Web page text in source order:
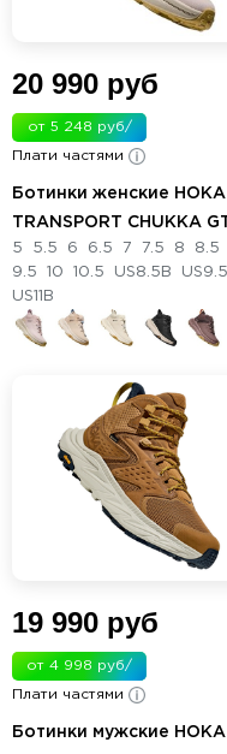
20 990 руб
от 5 248 руб/
мес.
Плати частями
Ботинки женские HOKA
TRANSPORT CHUKKA
5 5.5 6 6.5 7 7.5 8 8.5
9.5
10 10.5 US8.5B
US11B
19 990 руб
от 4 998 руб/
мес.
Плати частями
Ботинки мужские HOKA